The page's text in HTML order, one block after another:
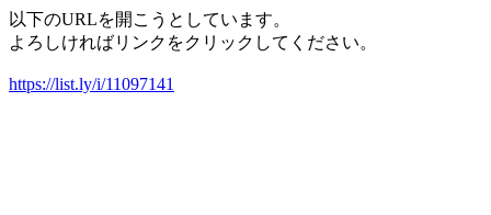
以下のURLを開こうとしています。
よろしければリンクをクリックしてください。
https://list.ly/i/11097141